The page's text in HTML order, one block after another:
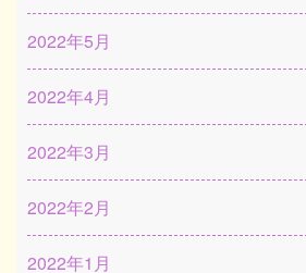
2022年5月
2022年4月
2022年3月
2022年2月
2022年1月